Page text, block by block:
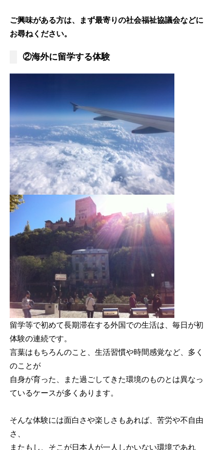
ご興味がある方は、まず最寄りの社会福祉協議会などに
お尋ねください。
②海外に留学する体験
留学等で初めて長期滞在する外国での生活は、毎日が初
体験の連続です。
言葉はもちろんのこと、生活習慣や時間感覚など、多く
のことが
自身が育った、また過ごしてきた環境のものとは異なっ
ているケースが多くあります。
そんな体験には面白さや楽しさもあれば、苦労や不自由
さ、
またもし、そこが日本人が一人しかいない環境であれ